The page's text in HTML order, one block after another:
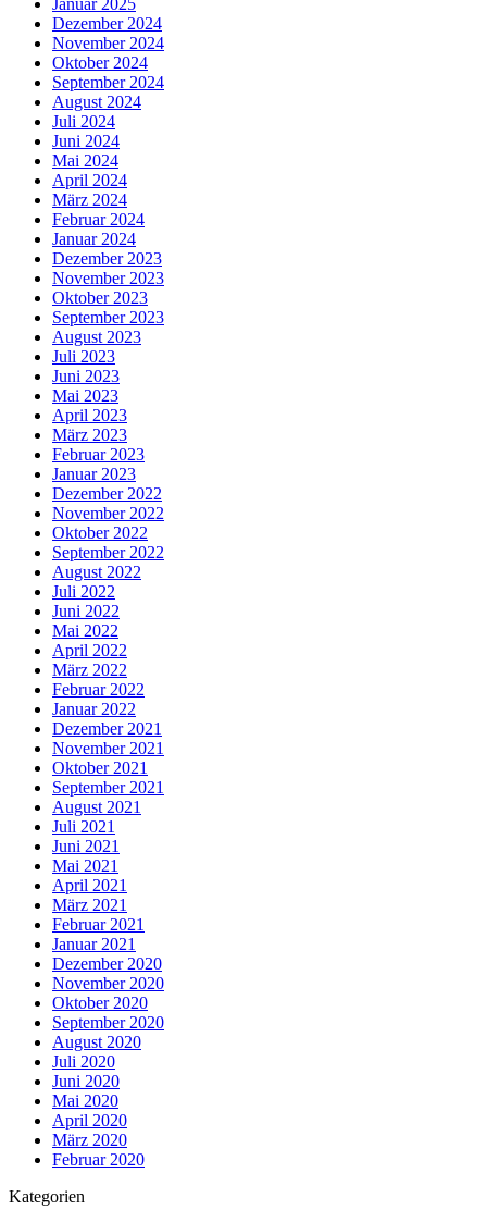
Dezember 2024
November 2024
Oktober 2024
September 2024
August 2024
Juli 2024
Juni 2024
Mai 2024
April 2024
März 2024
Februar 2024
Januar 2024
Dezember 2023
November 2023
Oktober 2023
September 2023
August 2023
Juli 2023
Juni 2023
Mai 2023
April 2023
März 2023
Februar 2023
Januar 2023
Dezember 2022
November 2022
Oktober 2022
September 2022
August 2022
Juli 2022
Juni 2022
Mai 2022
April 2022
März 2022
Februar 2022
Januar 2022
Dezember 2021
November 2021
Oktober 2021
September 2021
August 2021
Juli 2021
Juni 2021
Mai 2021
April 2021
März 2021
Februar 2021
Januar 2021
Dezember 2020
November 2020
Oktober 2020
September 2020
August 2020
Juli 2020
Juni 2020
Mai 2020
April 2020
März 2020
Februar 2020
Kategorien